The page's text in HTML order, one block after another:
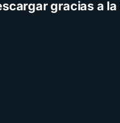
gracias a la